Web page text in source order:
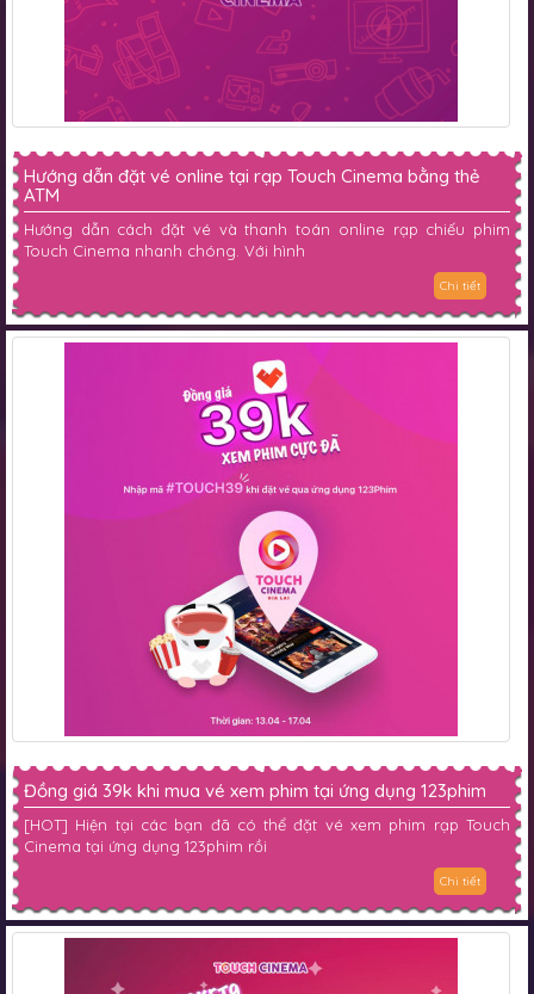
Hướng dẫn đặt vé online tại rạp Touch Cinema bằng thẻ
ATM
Hướng dẫn cách đặt vé và thanh toán online rạp chiếu phim
Touch Cinema nhanh chóng. Với hình
Chi tiết
Đồng giá 39k khi mua vé xem phim tại ứng dụng 123phim
[HOT] Hiện tại các bạn đã có thể đặt vé xem phim rạp Touch
Cinema tại ứng dụng 123phim rồi
Chi tiết